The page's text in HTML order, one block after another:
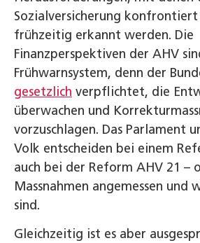
Sozialversicherung
frühzeitig erkannt werden. Die
Finanzperspektiven der AHV
Frühwarnsystem, denn der
gesetzlich verpflichtet, die
überwachen und
vorzuschlagen. Das Parlament
Volk entscheiden bei einem
auch bei der Reform AHV 21 –
Massnahmen angemessen und
sind.
Gleichzeitig ist es aber